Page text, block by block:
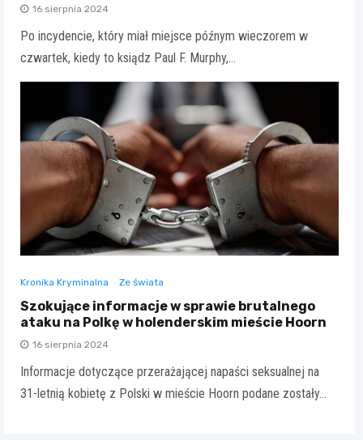
16 sierpnia 2024
Po incydencie, który miał miejsce późnym wieczorem w
czwartek, kiedy to ksiądz Paul F. Murphy,…
Kronika Kryminalna Ze świata
Szokujące informacje w sprawie brutalnego
ataku na Polkę w holenderskim mieście Hoorn
16 sierpnia 2024
Informacje dotyczące przerażającej napaści seksualnej na
31-letnią kobietę z Polski w mieście Hoorn podane zostały…